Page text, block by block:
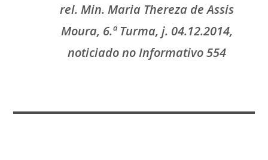
rel. Min. Maria Thereza de Assis
Moura, 6.ª Turma, j. 04.12.2014,
noticiado no Informativo 554